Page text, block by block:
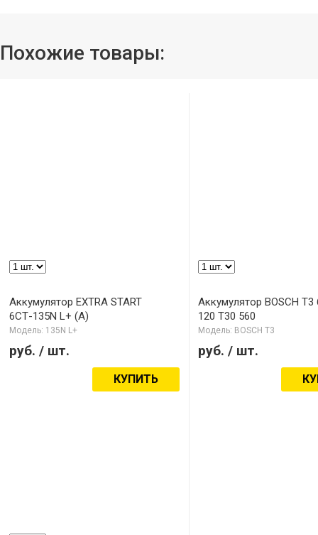
Похожие товары:
Аккумулятор EXTRA START
6СТ-135N L+ (А)
Модель: 135N L+
руб. / шт.
КУПИТЬ
Аккумулятор BOSCH T3
120 T30 560
Модель: BOSCH T3
руб. / шт.